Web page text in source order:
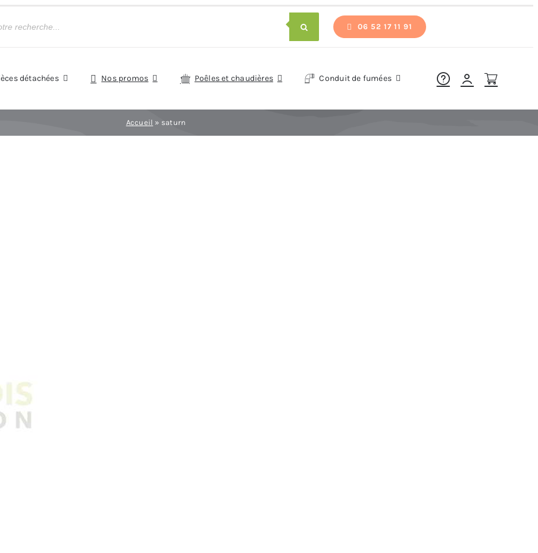
06 52 17 11 91
détachées Nos promos Poêles et chaudières Conduit de fumées
Accueil » saturn